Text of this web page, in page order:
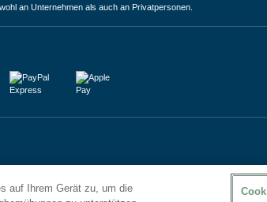
an Unternehmen als auch an Privatpersonen.
auf Ihrem Gerät zu, um die